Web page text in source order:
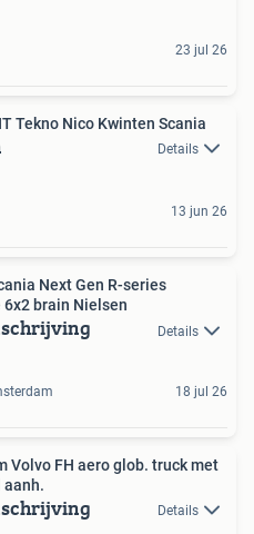
23 jul 26
Tekno Nico Kwinten Scania
Details
13 jun 26
Next Gen R-series
6x2 brain Nielsen
Details
18 jul 26
Volvo FH aero glob. truck met
aanh.
Details